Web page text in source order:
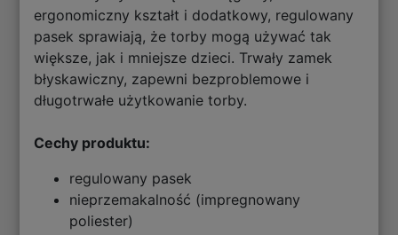
ergonomiczny kształt i dodatkowy, regulowany
pasek sprawiają, że torby mogą używać tak
większe, jak i mniejsze dzieci. Trwały zamek
błyskawiczny, zapewni bezproblemowe i
długotrwałe użytkowanie torby.
Cechy produktu:
regulowany pasek
nieprzemakalność (impregnowany
poliester)